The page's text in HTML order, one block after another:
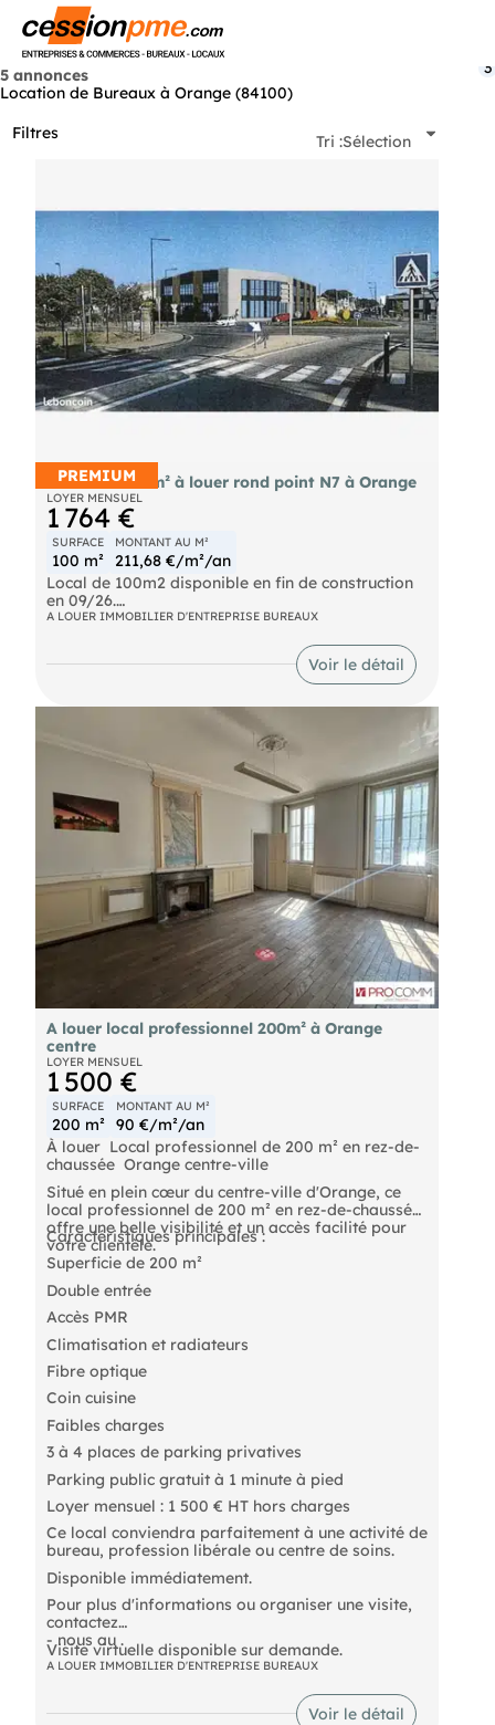
5 annonces
Location de Bureaux à Orange (84100)
Filtres
3
Tri :Sélection
PREMIUM
Local de 100 m² à louer rond point N7 à Orange
LOYER MENSUEL
1 764 €
SURFACE
100 m²
MONTANT AU M²
211,68 €/m²/an
Local de 100m2 disponible en fin de construction
en 09/26.
Axe très passant (rond point N7)
Loué nu : hors d'eau hors d'air, arrivées réseaux.
Aménagement intérieur à réaliser par vos soins.
A LOUER IMMOBILIER D'ENTREPRISE BUREAUX
Voir le détail
A louer local professionnel 200m² à Orange
centre
LOYER MENSUEL
1 500 €
SURFACE
200 m²
MONTANT AU M²
90 €/m²/an
À louer  Local professionnel de 200 m² en rez-de-
chaussée  Orange centre-ville
Situé en plein cœur du centre-ville d'Orange, ce
local professionnel de 200 m² en rez-de-chaussée
offre une belle visibilité et un accès facilité pour
votre clientèle.
Caractéristiques principales :
Superficie de 200 m²
Double entrée
Accès PMR
Climatisation et radiateurs
Fibre optique
Coin cuisine
Faibles charges
3 à 4 places de parking privatives
Parking public gratuit à 1 minute à pied
Loyer mensuel : 1 500 € HT hors charges
Ce local conviendra parfaitement à une activité de
bureau, profession libérale ou centre de soins.
Disponible immédiatement.
Pour plus d'informations ou organiser une visite,
contactez
- nous au .
Visite virtuelle disponible sur demande.
A LOUER IMMOBILIER D'ENTREPRISE BUREAUX
Voir le détail